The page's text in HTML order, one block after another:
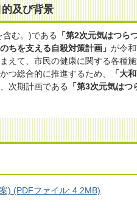
及び背景
む。)である 「第2次元気はつら
ちを支える自殺対策計画」 が令
えて、市民の健康に関する各種
つ総合的に推進するため、
「大
次期計画である 「第3次元気はつ
) (PDFファイル: 4.2MB)